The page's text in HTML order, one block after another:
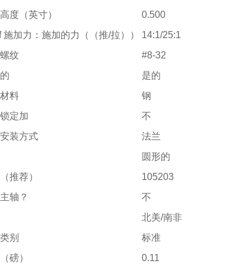
度（英寸）
0.500
施加力：施加的力（（推/拉））
14:1/25:1
纹
#8-32
是的
料
钢
定加
不
装方式
法兰
圆形的
推荐）
105203
轴？
不
北美/南非
别
标准
磅）
0.11